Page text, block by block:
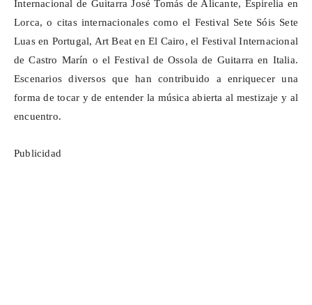
Internacional de Guitarra José Tomás de Alicante, Espirelia en
Lorca, o citas internacionales como el Festival Sete Sóis Sete
Luas en Portugal, Art Beat en El Cairo, el Festival Internacional
de Castro Marín o el Festival de Ossola de Guitarra en Italia.
Escenarios diversos que han contribuido a enriquecer una
forma de tocar y de entender la música abierta al mestizaje y al
encuentro.
Publicidad